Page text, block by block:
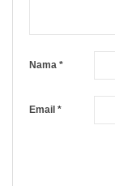
Nama *
Email *